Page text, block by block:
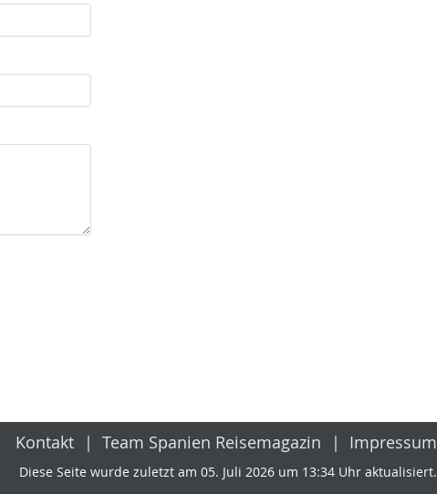
Kontakt Team Spanien Reisemagazin Impressum
Diese Seite wurde zuletzt am 05. Juli 2026 um 13:34 Uhr aktualisiert.